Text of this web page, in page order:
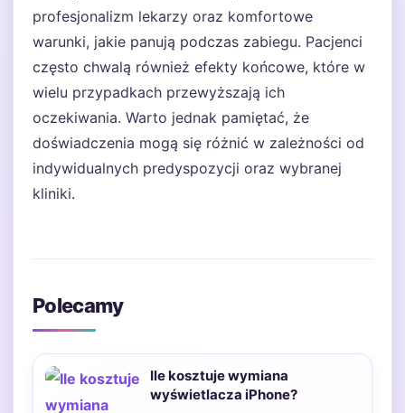
profesjonalizm lekarzy oraz komfortowe
warunki, jakie panują podczas zabiegu. Pacjenci
często chwalą również efekty końcowe, które w
wielu przypadkach przewyższają ich
oczekiwania. Warto jednak pamiętać, że
doświadczenia mogą się różnić w zależności od
indywidualnych predyspozycji oraz wybranej
kliniki.
Polecamy
Ile kosztuje wymiana
wyświetlacza iPhone?